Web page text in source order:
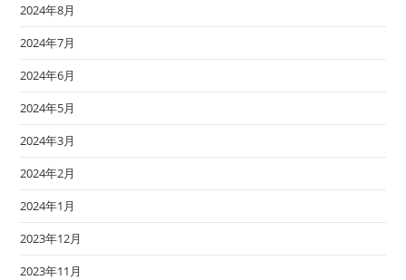
2024年8月
2024年7月
2024年6月
2024年5月
2024年3月
2024年2月
2024年1月
2023年12月
2023年11月